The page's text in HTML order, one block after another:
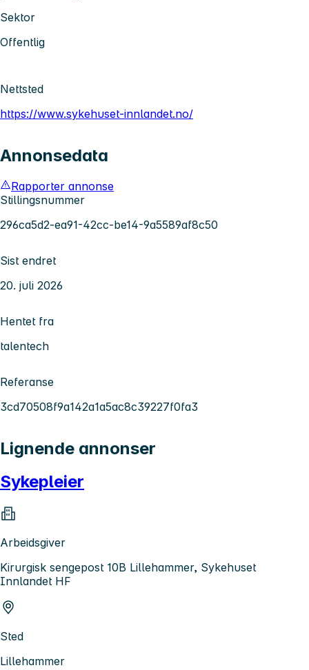
Sektor
Offentlig
Nettsted
https://www.sykehuset-innlandet.no/
Annonsedata
Rapporter annonse
Stillingsnummer
296ca5d2-ea91-42cc-be14-9a5589af8c50
Sist endret
20. juli 2026
Hentet fra
talentech
Referanse
3cd70508f9a142a1a5ac8c39227f0fa3
Lignende annonser
Sykepleier
Arbeidsgiver
Kirurgisk sengepost 10B Lillehammer, Sykehuset
Innlandet HF
Sted
Lillehammer